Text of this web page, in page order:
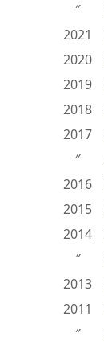
″
2021
2020
2019
2018
2017
″
2016
2015
2014
″
2013
2011
″